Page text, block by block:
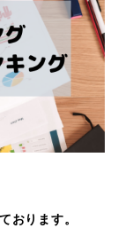
おります。